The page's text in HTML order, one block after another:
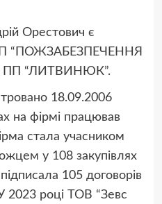
Орестович є
“ПОЖЗАБЕЗПЕЧЕННЯ
ПП “ЛИТВИНЮК”.
18.09.2006
на фірмі працював
стала учасником
у 108 закупівлях
105 договорів
2023 році ТОВ “Зевс